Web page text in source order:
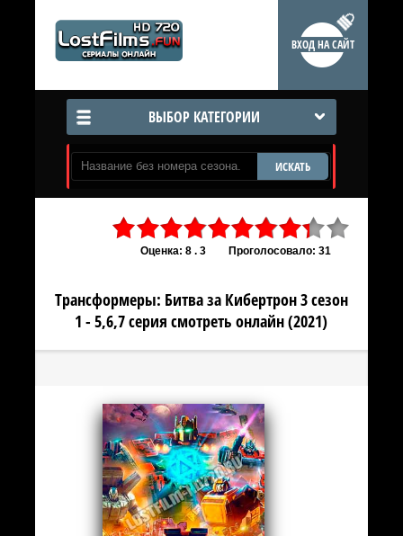
ВХОД НА САЙТ
ВЫБОР КАТЕГОРИИ
ИСКАТЬ
Оценка: 8 . 3 Проголосовало: 31
Трансформеры: Битва за Кибертрон 3 сезон
1 - 5,6,7 серия смотреть онлайн (2021)